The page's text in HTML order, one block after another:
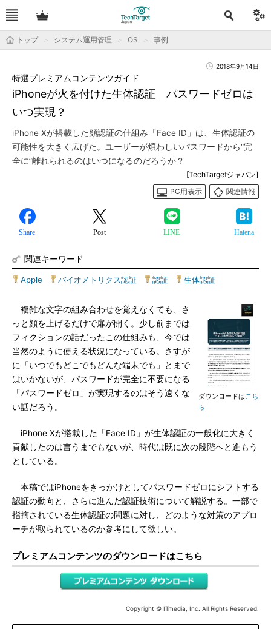
トップ システム運用管理 OS 事例
2018年9月14日
iPhoneが火を付けた生体認証 パスワードゼロは
いつ実現？
特選プレミアムコンテンツガイド
iPhone Xが搭載した顔認証の仕組み「Face ID」は、生体認証の
可能性を大きく広げた。ユーザーが煩わしいパスワードから“完
全に”離れられるのはいつになるのだろうか？
[TechTargetジャパン]
PC用表示
関連情報
Share Post LINE Hatena
関連キーワード
Apple バイオメトリクス認証 認証 生体認証
ダウンロードはこち
ら
複雑な文字の組み合わせを覚えなくても、さ
っと顔を上げるだけで扉が開く。少し前までは
フィクションの話だったこの仕組みも、今では
当然のように使える状況になっている。さすが
に「いつでもどこでもどんな端末でも」とまで
はいかないが、パスワードが完全に不要になる
「パスワードゼロ」が実現するのはそう遠くな
い話だろう。
iPhone Xが搭載した「Face ID」が生体認証の一般化に大きく
貢献したのは言うまでもないが、時代は既に次の段階へと進もう
としている。
本稿ではiPhoneをきっかけとしてパスワードゼロにシフトする
認証の動向と、さらに進んだ認証技術について解説する。一部で
指摘されている生体認証の問題に対し、どのような対策のアプロ
ーチが取られているのか参考にして欲しい。
プレミアムコンテンツのダウンロードはこちら
Copyright © ITmedia, Inc. All Rights Reserved.